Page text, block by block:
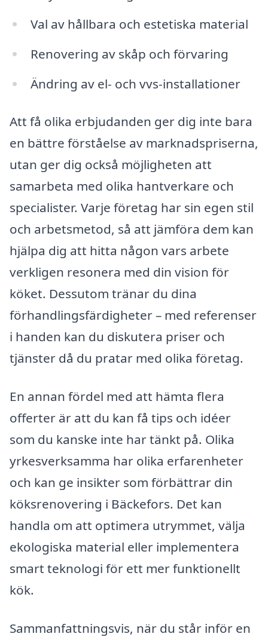
Val av hållbara och estetiska material
Renovering av skåp och förvaring
Ändring av el- och vvs-installationer
Att få olika erbjudanden ger dig inte bara
en bättre förståelse av marknadspriserna,
utan ger dig också möjligheten att
samarbeta med olika hantverkare och
specialister. Varje företag har sin egen stil
och arbetsmetod, så att jämföra dem kan
hjälpa dig att hitta någon vars arbete
verkligen resonera med din vision för
köket. Dessutom tränar du dina
förhandlingsfärdigheter – med referenser
i handen kan du diskutera priser och
tjänster då du pratar med olika företag.
En annan fördel med att hämta flera
offerter är att du kan få tips och idéer
som du kanske inte har tänkt på. Olika
yrkesverksamma har olika erfarenheter
och kan ge insikter som förbättrar din
köksrenovering i Bäckefors. Det kan
handla om att optimera utrymmet, välja
ekologiska material eller implementera
smart teknologi för ett mer funktionellt
kök.
Sammanfattningsvis, när du står inför en